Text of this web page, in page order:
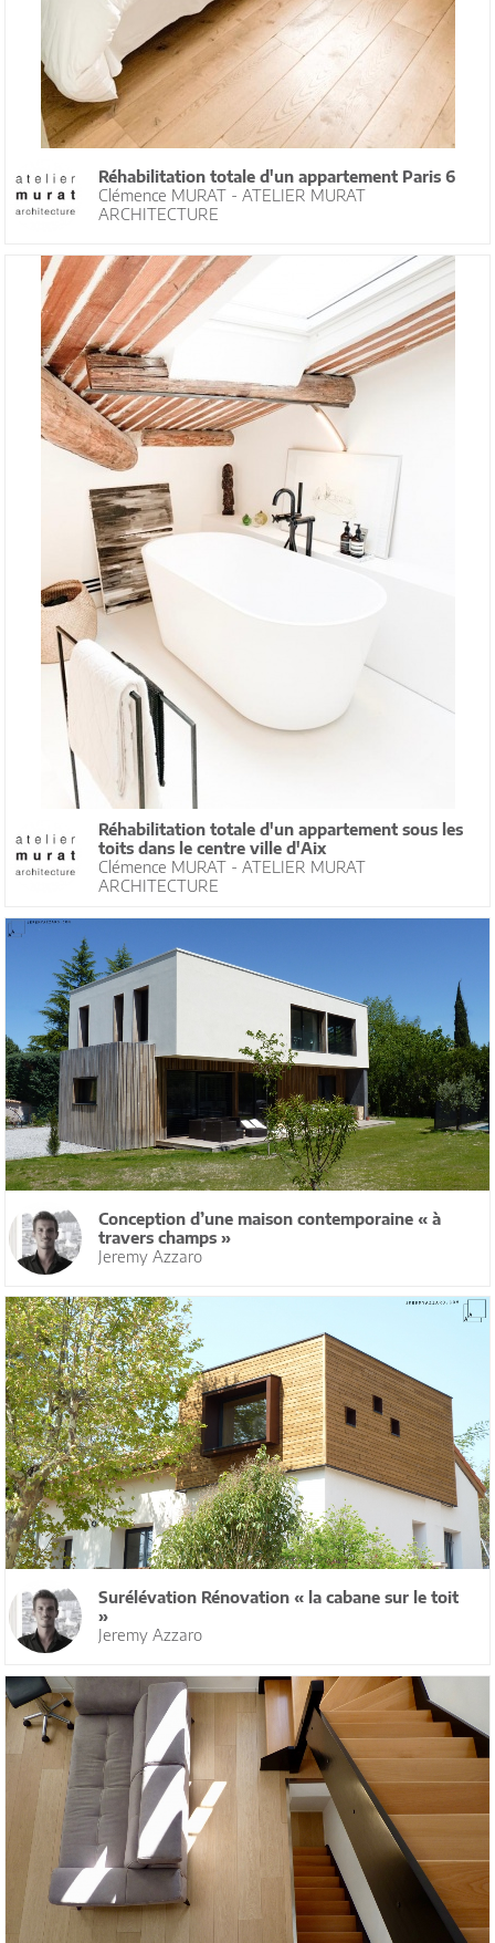
Réhabilitation totale d'un appartement Paris 6
Clémence MURAT - ATELIER MURAT
ARCHITECTURE
Réhabilitation totale d'un appartement sous les
toits dans le centre ville d'Aix
Clémence MURAT - ATELIER MURAT
ARCHITECTURE
Conception d’une maison contemporaine « à
travers champs »
Jeremy Azzaro
Surélévation Rénovation « la cabane sur le toit
»
Jeremy Azzaro